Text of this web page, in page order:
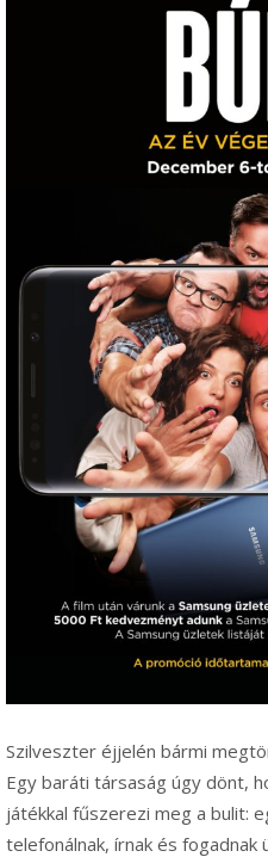
Szilveszter éjjelén bármi
Egy baráti társaság úgy dönt,
játékkal fűszerezi meg a bulit:
telefonálnak, írnak és